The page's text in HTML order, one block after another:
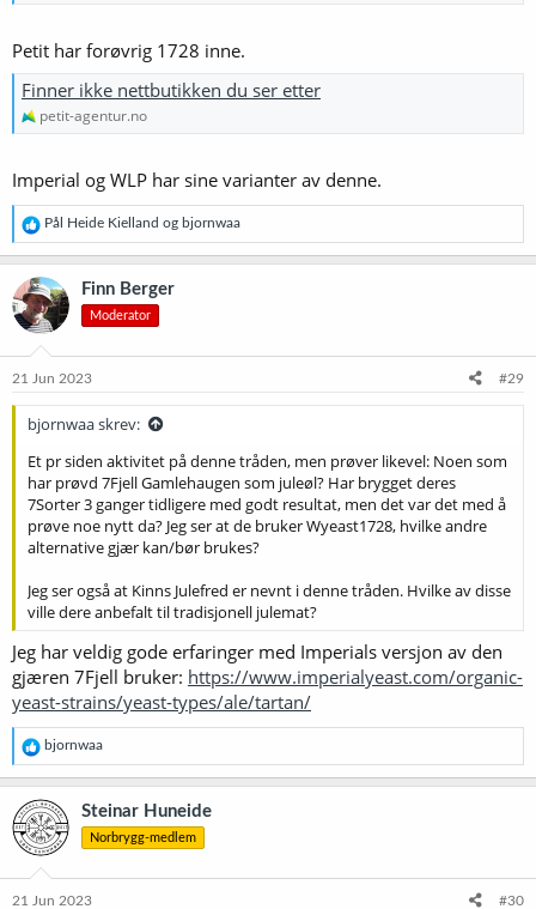
Petit har forøvrig 1728 inne.
Finner ikke nettbutikken du ser etter
petit-agentur.no
Imperial og WLP har sine varianter av denne.
R
e
a
k
s
j
o
e
Pål Heide Kielland og bjornwaa
Finn Berger
Moderator
21 Jun 2023 #29
bjornwaa skrev:
Et pr siden aktivitet på denne tråden, men prøver likevel: Noen som
har prøvd 7Fjell Gamlehaugen som juleøl? Har brygget deres
7Sorter 3 ganger tidligere med godt resultat, men det var det med å
prøve noe nytt da? Jeg ser at de bruker Wyeast1728, hvilke andre
alternative gjær kan/bør brukes?
Jeg ser også at Kinns Julefred er nevnt i denne tråden. Hvilke av disse
ville dere anbefalt til tradisjonell julemat?
Jeg har veldig gode erfaringer med Imperials versjon av den
gjæren 7Fjell bruker: https://www.imperialyeast.com/organic-
yeast-strains/yeast-types/ale/tartan/
R
e
a
k
s
j
o
e
bjornwaa
Steinar Huneide
Norbrygg-medlem
21 Jun 2023 #30